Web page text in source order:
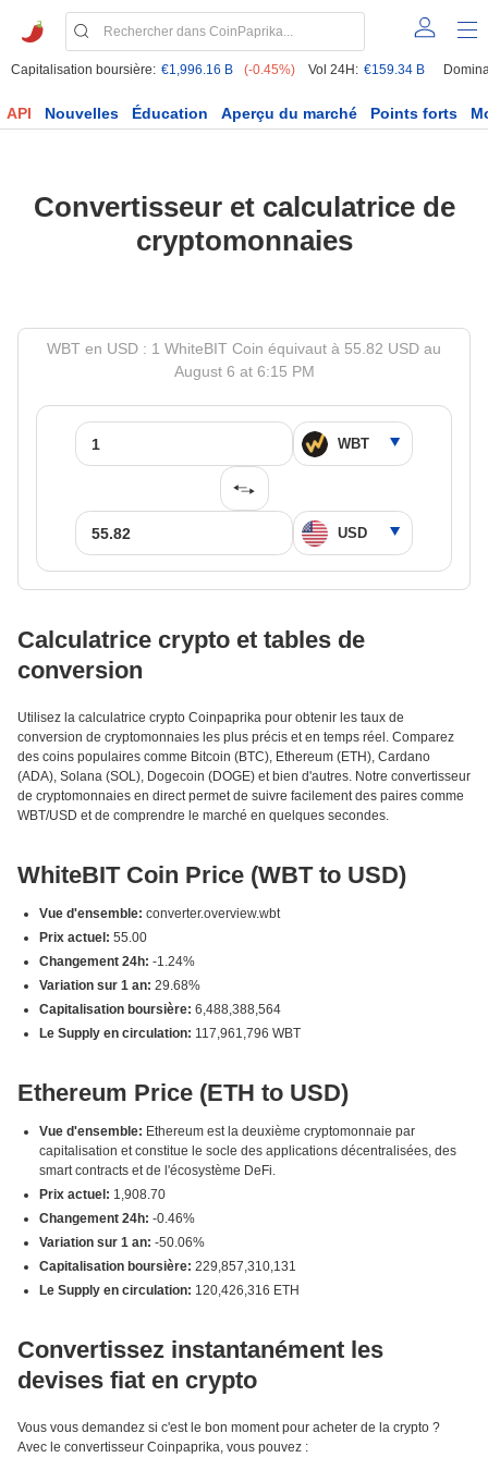
Capitalisation boursière: €1,996.16 B (-0.45%) Vol 24H: €159.34 B
API Nouvelles Éducation Aperçu du marché Points forts
Convertisseur et calculatrice de
cryptomonnaies
WBT en USD : 1 WhiteBIT Coin équivaut à 55.82 USD au
August 6 at 6:15 PM
Calculatrice crypto et tables de
conversion
Utilisez la calculatrice crypto Coinpaprika pour obtenir les taux de
conversion de cryptomonnaies les plus précis et en temps réel. Comparez
des coins populaires comme Bitcoin (BTC), Ethereum (ETH), Cardano
(ADA), Solana (SOL), Dogecoin (DOGE) et bien d'autres. Notre convertisseur
de cryptomonnaies en direct permet de suivre facilement des paires comme
WBT/USD et de comprendre le marché en quelques secondes.
WhiteBIT Coin Price (WBT to USD)
Vue d'ensemble: converter.overview.wbt
Prix actuel: 55.00
Changement 24h: -1.24%
Variation sur 1 an: 29.68%
Capitalisation boursière: 6,488,388,564
Le Supply en circulation: 117,961,796 WBT
Ethereum Price (ETH to USD)
Vue d'ensemble: Ethereum est la deuxième cryptomonnaie par
capitalisation et constitue le socle des applications décentralisées, des
smart contracts et de l'écosystème DeFi.
Prix actuel: 1,908.70
Changement 24h: -0.46%
Variation sur 1 an: -50.06%
Capitalisation boursière: 229,857,310,131
Le Supply en circulation: 120,426,316 ETH
Convertissez instantanément les
devises fiat en crypto
Vous vous demandez si c'est le bon moment pour acheter de la crypto ?
Avec le convertisseur Coinpaprika, vous pouvez :